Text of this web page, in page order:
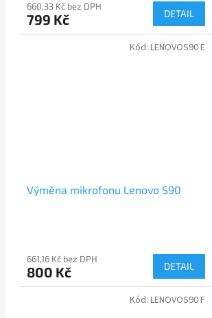
660,33 Kč bez DPH
799 Kč DETAIL
Výměna mikrofonu Lenovo S90
661,16 Kč bez DPH
800 Kč DETAIL
Kód: LENOVOS90 E
Kód: LENOVOS90 F